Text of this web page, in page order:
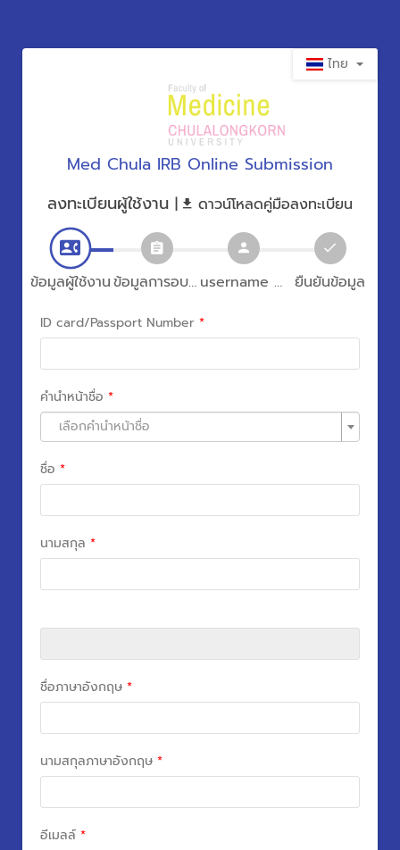
ไทย
Med Chula IRB Online Submission
ลงทะเบียนผู้ใช้งาน | ดาวน์โหลดคู่มือลงทะเบียน
ข้อมูลผู้ใช้งาน ข้อมูลการอบรม username และ password ยืนยันข้อมูล
ID card/Passport Number *
คำนำหน้าชื่อ *
เลือกคำนำหน้าชื่อ
ชื่อ *
นามสกุล *
ชื่อภาษาอังกฤษ *
นามสกุลภาษาอังกฤษ *
อีเมลล์ *